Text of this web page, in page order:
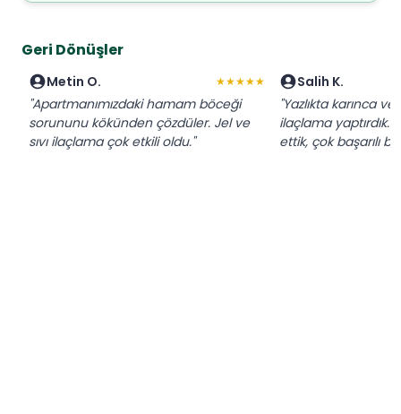
Geri Dönüşler
Metin O. ★★★★★
"Apartmanımızdaki hamam böceği
sorununu kökünden çözdüler. Jel ve
sıvı ilaçlama çok etkili oldu."
Salih K.
"Yazlıkta karınca
ilaçlama yaptırdık.
ettik, çok başarılı